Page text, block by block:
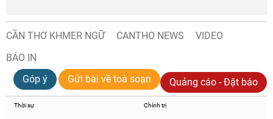
CẦN THƠ KHMER NGỮ CANTHO NEWS
VIDEO
BÁO IN
Góp ý
Gửi bài về toà soạn Quảng cáo - Đặt báo
Thời sự Chính trị